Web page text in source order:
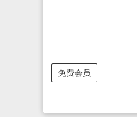
免费会员